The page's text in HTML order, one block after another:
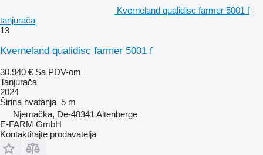
Kverneland qualidisc farmer 5001 f
tanjurača
13
Kverneland qualidisc farmer 5001 f
30.940 € Sa PDV-om
Tanjurača
2024
Širina hvatanja 5 m
Njemačka, De-48341 Altenberge
E-FARM GmbH
Kontaktirajte prodavatelja